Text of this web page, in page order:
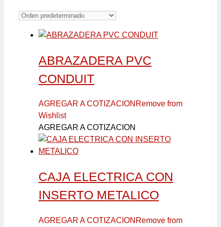
ABRAZADERA PVC
CONDUIT
AGREGAR A COTIZACION Remove from
Wishlist
AGREGAR A COTIZACION
CAJA ELECTRICA CON
INSERTO METALICO
AGREGAR A COTIZACION Remove from